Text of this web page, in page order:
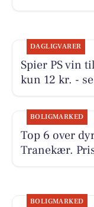
DAGLIGVARER
Spier PS vin
kun 12 kr. -
BOLIGMARKED
Top 6 over
Tranekær.
BOLIGMARKED